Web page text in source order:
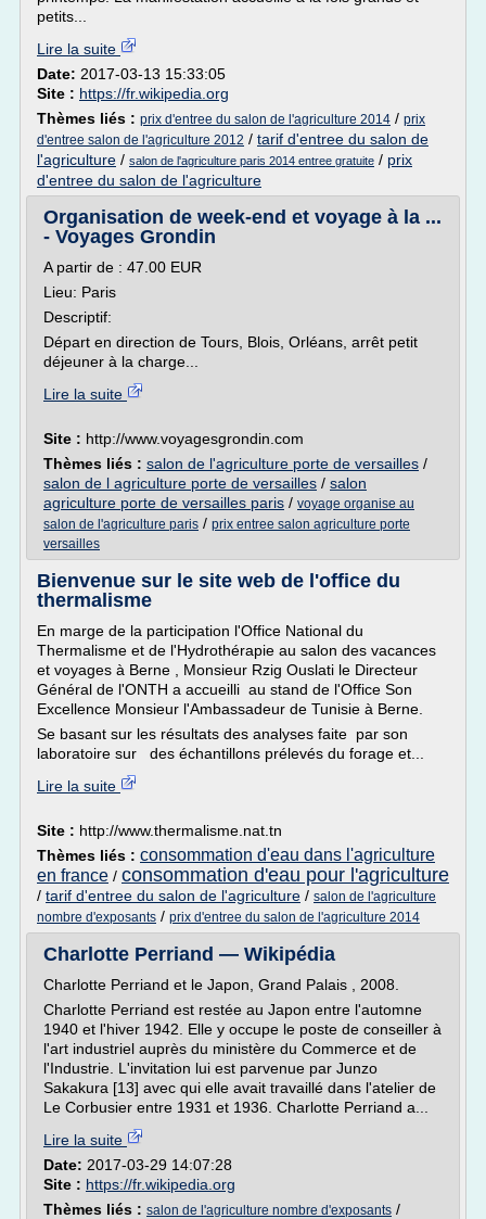
petits...
Lire la suite
Date: 2017-03-13 15:33:05
Site : https://fr.wikipedia.org
Thèmes liés : prix d'entree du salon de l'agriculture 2014 / prix
d'entree salon de l'agriculture 2012 / tarif d'entree du salon de
l'agriculture / salon de l'agriculture paris 2014 entree gratuite / prix
d'entree du salon de l'agriculture
Organisation de week-end et voyage à la ...
- Voyages Grondin
A partir de : 47.00 EUR
Lieu: Paris
Descriptif:
Départ en direction de Tours, Blois, Orléans, arrêt petit
déjeuner à la charge...
Lire la suite
Site : http://www.voyagesgrondin.com
Thèmes liés : salon de l'agriculture porte de versailles /
salon de l agriculture porte de versailles / salon
agriculture porte de versailles paris / voyage organise au
salon de l'agriculture paris / prix entree salon agriculture porte
versailles
Bienvenue sur le site web de l'office du
thermalisme
En marge de la participation l'Office National du
Thermalisme et de l'Hydrothérapie au salon des vacances
et voyages à Berne , Monsieur Rzig Ouslati le Directeur
Général de l'ONTH a accueilli au stand de l'Office Son
Excellence Monsieur l'Ambassadeur de Tunisie à Berne.
Se basant sur les résultats des analyses faite par son
laboratoire sur des échantillons prélevés du forage et...
Lire la suite
Site : http://www.thermalisme.nat.tn
Thèmes liés : consommation d'eau dans l'agriculture
en france / consommation d'eau pour l'agriculture
/ tarif d'entree du salon de l'agriculture / salon de l'agriculture
nombre d'exposants / prix d'entree du salon de l'agriculture 2014
Charlotte Perriand — Wikipédia
Charlotte Perriand et le Japon, Grand Palais , 2008.
Charlotte Perriand est restée au Japon entre l'automne
1940 et l'hiver 1942. Elle y occupe le poste de conseiller à
l'art industriel auprès du ministère du Commerce et de
l'Industrie. L'invitation lui est parvenue par Junzo
Sakakura [13] avec qui elle avait travaillé dans l'atelier de
Le Corbusier entre 1931 et 1936. Charlotte Perriand a...
Lire la suite
Date: 2017-03-29 14:07:28
Site : https://fr.wikipedia.org
Thèmes liés : salon de l'agriculture nombre d'exposants /